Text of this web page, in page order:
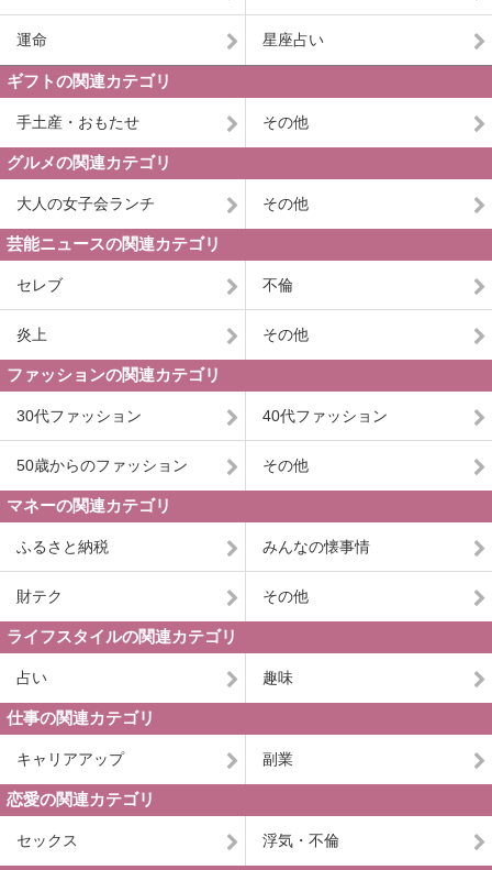
運命 星座占い
ギフトの関連カテゴリ
手土産・おもたせ その他
グルメの関連カテゴリ
大人の女子会ランチ その他
芸能ニュースの関連カテゴリ
セレブ 不倫
炎上 その他
ファッションの関連カテゴリ
30代ファッション 40代ファッション
50歳からのファッション その他
マネーの関連カテゴリ
ふるさと納税 みんなの懐事情
財テク その他
ライフスタイルの関連カテゴリ
占い 趣味
仕事の関連カテゴリ
キャリアアップ 副業
恋愛の関連カテゴリ
セックス 浮気・不倫